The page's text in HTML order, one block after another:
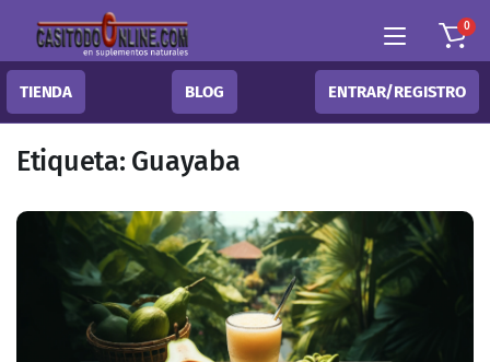
0
TIENDA BLOG ENTRAR/REGISTRO
Etiqueta: Guayaba